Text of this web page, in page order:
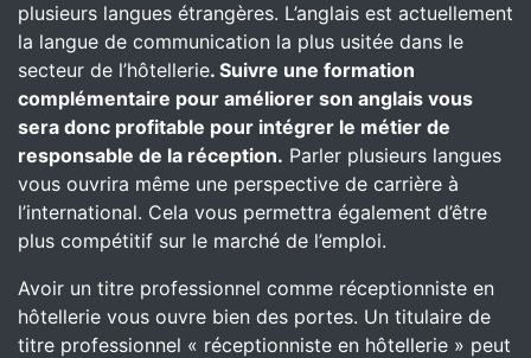
plusieurs langues étrangères. L’anglais est actuellement
la langue de communication la plus usitée dans le
secteur de l’hôtellerie. Suivre une formation
complémentaire pour améliorer son anglais vous
sera donc profitable pour intégrer le métier de
responsable de la réception. Parler plusieurs langues
vous ouvrira même une perspective de carrière à
l’international. Cela vous permettra également d’être
plus compétitif sur le marché de l’emploi.
Avoir un titre professionnel comme réceptionniste en
hôtellerie vous ouvre bien des portes. Un titulaire de
titre professionnel « réceptionniste en hôtellerie » peut